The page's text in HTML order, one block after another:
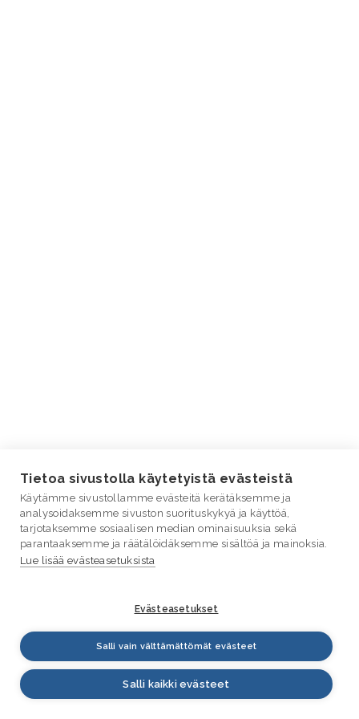
Tietoa sivustolla käytetyistä evästeistä
Käytämme sivustollamme evästeitä kerätäksemme ja
analysoidaksemme sivuston suorituskykyä ja käyttöä,
tarjotaksemme sosiaalisen median ominaisuuksia sekä
parantaaksemme ja räätälöidäksemme sisältöä ja mainoksia.
Lue lisää evästeasetuksista
Evästeasetukset
Salli vain välttämättömät evästeet
Salli kaikki evästeet